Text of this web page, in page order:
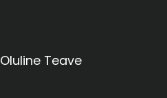
Oluline Teave